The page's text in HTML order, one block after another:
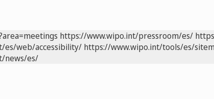
https://www.wipo.int/pressroom/es/
es/web/accessibility/ https://www.wipo.int/tools/es/
news/es/